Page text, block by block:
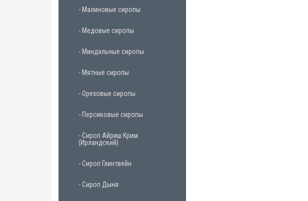
- Малиновые сиропы
- Медовые сиропы
- Миндальные сиропы
- Мятные сиропы
- Ореховые сиропы
- Персиковые сиропы
- Сироп Айриш Крим
(Ирландский)
- Сироп Глинтвейн
- Сироп Дыня